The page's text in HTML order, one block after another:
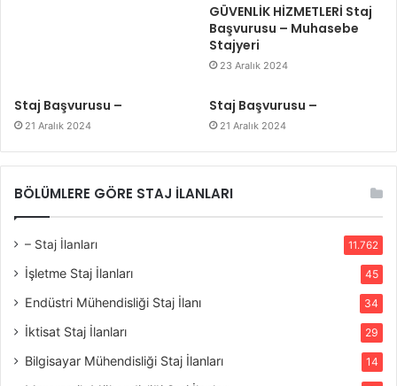
GÜVENLİK HİZMETLERİ Staj
Başvurusu – Muhasebe
Stajyeri
23 Aralık 2024
Staj Başvurusu –
21 Aralık 2024
Staj Başvurusu –
21 Aralık 2024
BÖLÜMLERE GÖRE STAJ İLANLARI
– Staj İlanları 11.762
İşletme Staj İlanları 45
Endüstri Mühendisliği Staj İlanı 34
İktisat Staj İlanları 29
Bilgisayar Mühendisliği Staj İlanları 14